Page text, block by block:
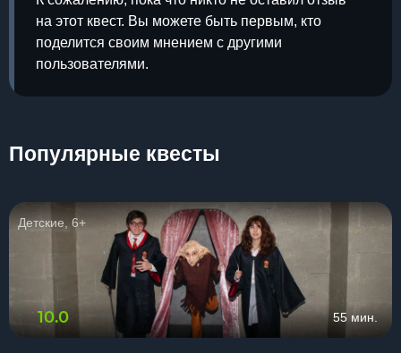
на этот квест. Вы можете быть первым, кто
поделится своим мнением с другими
пользователями.
Популярные квесты
Детские, 6+
10.0 55 мин.